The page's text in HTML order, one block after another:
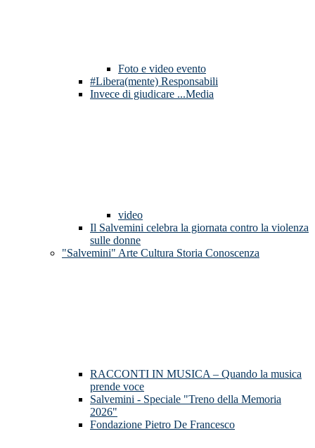
Foto e video evento
#Libera(mente) Responsabili
Invece di giudicare ...Media
video
Il Salvemini celebra la giornata contro la violenza
sulle donne
"Salvemini" Arte Cultura Storia Conoscenza
RACCONTI IN MUSICA – Quando la musica
prende voce
Salvemini - Speciale "Treno della Memoria
2026"
Fondazione Pietro De Francesco